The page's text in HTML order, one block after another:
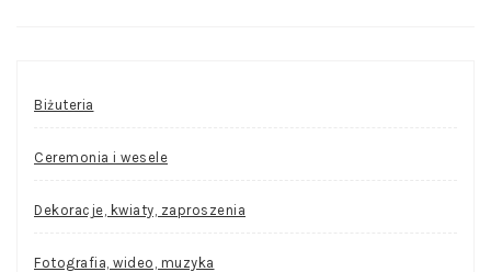
Biżuteria
Ceremonia i wesele
Dekoracje, kwiaty, zaproszenia
Fotografia, wideo, muzyka